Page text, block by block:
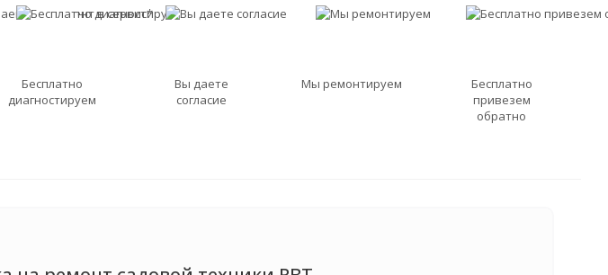
Бесплатно
диагностируем
Вы даете
согласие
Мы ремонтируем
Бесплатно
привезем
обратно